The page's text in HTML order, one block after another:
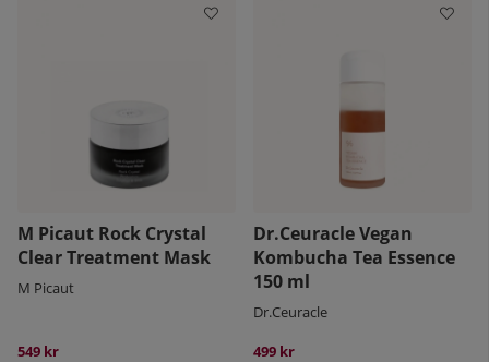
M Picaut Rock Crystal
Clear Treatment Mask
M Picaut
549 kr
Dr.Ceuracle Vegan
Kombucha Tea Essence
150 ml
Dr.Ceuracle
499 kr